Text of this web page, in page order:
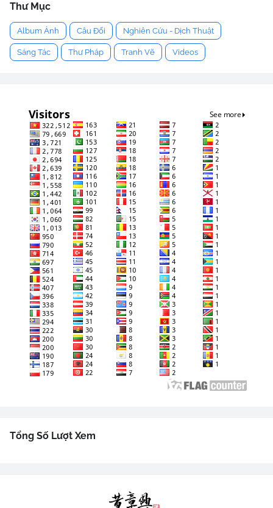
Thư Mục
Album Ảnh Câu Đối Nghiên Cứu - Dịch Thuật
Sáng Tác Thư Pháp Tranh Vẽ Videos
Tổng Số Lượt Xem